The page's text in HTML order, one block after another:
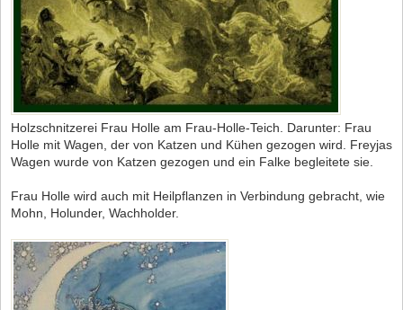
Holzschnitzerei Frau Holle am Frau-Holle-Teich. Darunter: Frau
Holle mit Wagen, der von Katzen und Kühen gezogen wird. Freyjas
Wagen wurde von Katzen gezogen und ein Falke begleitete sie.
Frau Holle wird auch mit Heilpflanzen in Verbindung gebracht, wie
Mohn, Holunder, Wachholder.